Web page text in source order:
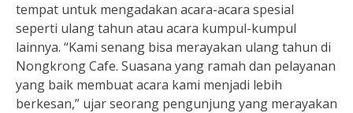
tempat untuk mengadakan acara-acara spesial
seperti ulang tahun atau acara kumpul-kumpul
lainnya. “Kami senang bisa merayakan ulang tahun di
Nongkrong Cafe. Suasana yang ramah dan pelayanan
yang baik membuat acara kami menjadi lebih
berkesan,” ujar seorang pengunjung yang merayakan